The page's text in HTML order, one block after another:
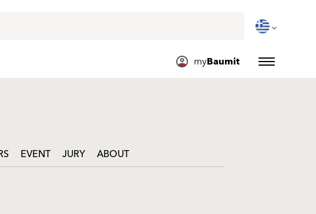
myBaumit
EVENT JURY ABOUT